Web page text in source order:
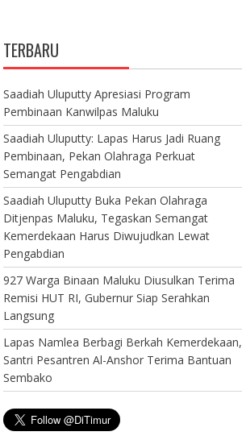
TERBARU
Saadiah Uluputty Apresiasi Program
Pembinaan Kanwilpas Maluku
Saadiah Uluputty: Lapas Harus Jadi Ruang
Pembinaan, Pekan Olahraga Perkuat
Semangat Pengabdian
Saadiah Uluputty Buka Pekan Olahraga
Ditjenpas Maluku, Tegaskan Semangat
Kemerdekaan Harus Diwujudkan Lewat
Pengabdian
927 Warga Binaan Maluku Diusulkan Terima
Remisi HUT RI, Gubernur Siap Serahkan
Langsung
Lapas Namlea Berbagi Berkah Kemerdekaan,
Santri Pesantren Al-Anshor Terima Bantuan
Sembako